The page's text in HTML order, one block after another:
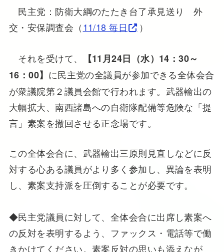
民主党：防衛大綱のたたき台了承見送り 外
交・安保調査会（11/18 毎日 ）
それを受けて、
【11月24日（水）14：30～
16：00】 に民主党の全議員が参加できる全体会合
が衆議院第２議員会館で行われます。武器輸出の
大幅拡大、南西諸島への自衛隊配備等危険な「提
言」素案を撤回させる正念場です。
この全体会合に、武器輸出三原則見直しなどに反
対する心ある議員がより多く参加し、異論を表明
し、素案支持派を圧倒することが必要です。
◆民主党議員に対して、全体会合に出席し素案へ
の反対を表明するよう、ファックス・電話等で働
きかけてください。素案反対の思いも添えなが